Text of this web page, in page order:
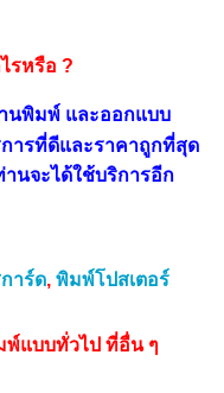
รหรือ ?
านพิมพ์ และออกแบบ
การที่ดีและราคาถูกที่สุด
นจะได้ใช้บริการอีก
าร์ด,พิมพ์โปสเตอร์
พ์แบบทั่วไป ที่อื่น ๆ